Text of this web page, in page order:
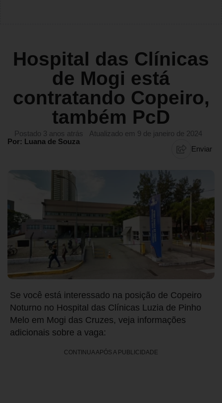
Hospital das Clínicas
de Mogi está
contratando Copeiro,
também PcD
Postado 3 anos atrás
Atualizado em 9 de janeiro de 2024
Por: Luana de Souza
Enviar
Se você está interessado na posição de Copeiro
Noturno no Hospital das Clínicas Luzia de Pinho
Melo em Mogi das Cruzes, veja informações
adicionais sobre a vaga:
CONTINUA APÓS A PUBLICIDADE